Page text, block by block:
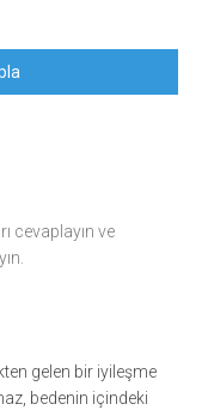
cevaplayın ve
gelen bir iyileşme
bedenin içindeki